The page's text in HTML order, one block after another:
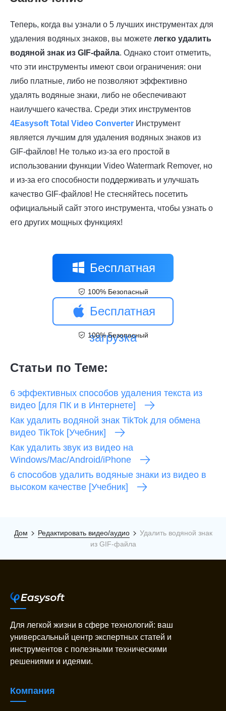
Теперь, когда вы узнали о 5 лучших инструментах для
удаления водяных знаков, вы можете легко удалить
водяной знак из GIF-файла. Однако стоит отметить,
что эти инструменты имеют свои ограничения: они
либо платные, либо не позволяют эффективно
удалять водяные знаки, либо не обеспечивают
наилучшего качества. Среди этих инструментов
4Easysoft Total Video Converter Инструмент
является лучшим для удаления водяных знаков из
GIF-файлов! Не только из-за его простой в
использовании функции Video Watermark Remover, но
и из-за его способности поддерживать и улучшать
качество GIF-файлов! Не стесняйтесь посетить
официальный сайт этого инструмента, чтобы узнать о
его других мощных функциях!
Бесплатная
загрузка
100% Безопасный
Бесплатная
загрузка
100% Безопасный
Статьи по Теме:
6 эффективных способов удаления текста из
видео [для ПК и в Интернете]
Как удалить водяной знак TikTok для обмена
видео TikTok [Учебник]
Как удалить звук из видео на
Windows/Mac/Android/iPhone
6 способов удалить водяные знаки из видео в
высоком качестве [Учебник]
Дом Редактировать видео/аудио
Удалить водяной знак
из GIF-файла
Для легкой жизни в сфере технологий: ваш
универсальный центр экспертных статей и
инструментов с полезными техническими
решениями и идеями.
Компания